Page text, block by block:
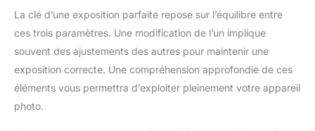
La clé d’une exposition parfaite repose sur l’équilibre entre
ces trois paramètres. Une modification de l’un implique
souvent des ajustements des autres pour maintenir une
exposition correcte. Une compréhension approfondie de ces
éléments vous permettra d’exploiter pleinement votre appareil
photo.